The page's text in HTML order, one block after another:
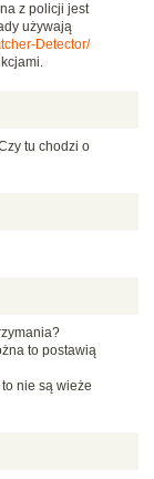
z policji jest
używają
Detector/
tu chodzi o
to postawią
nie są wieże